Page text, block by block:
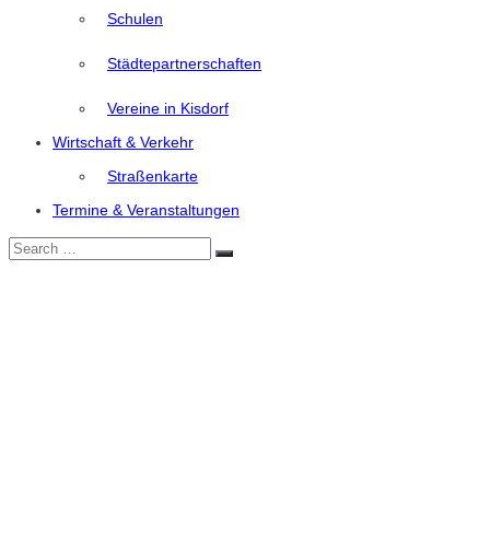
Schulen
Städtepartnerschaften
Vereine in Kisdorf
Wirtschaft & Verkehr
Straßenkarte
Termine & Veranstaltungen
Search
Search